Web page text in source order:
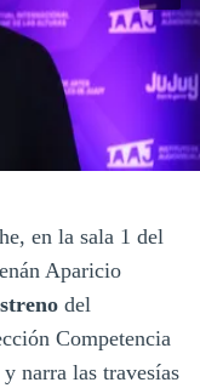
en la sala 1 del
Aparicio
del
Competencia
narra las travesías